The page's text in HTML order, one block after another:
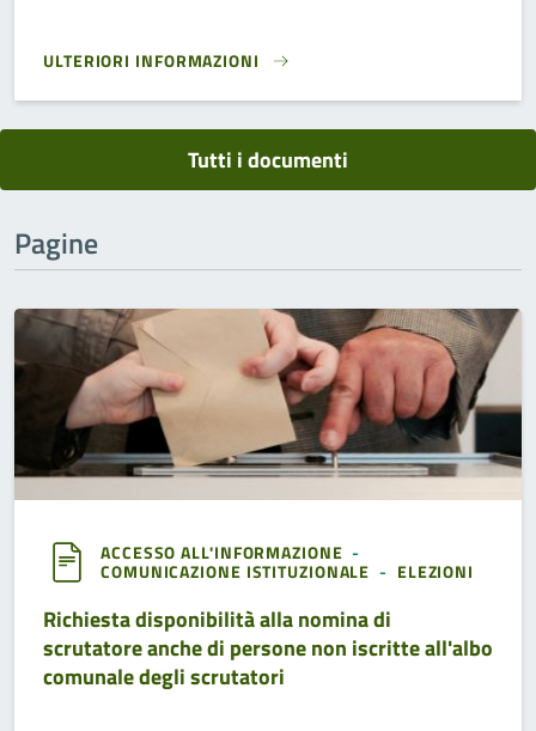
ULTERIORI INFORMAZIONI
MODULISTICA UFFICIO DEMOGRAFICI, DI STATO CIVILE ED
Tutti i documenti
Pagine
ACCESSO ALL'INFORMAZIONE -
COMUNICAZIONE ISTITUZIONALE - ELEZIONI
Richiesta disponibilità alla nomina di
scrutatore anche di persone non iscritte all'albo
comunale degli scrutatori